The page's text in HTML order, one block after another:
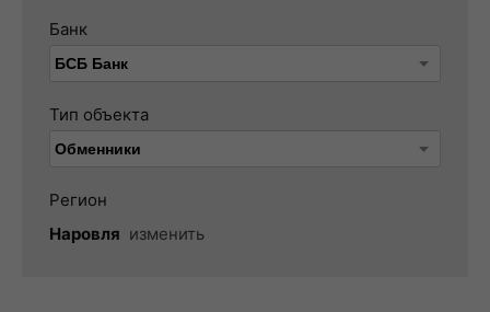
Банк
Тип объекта
Регион
Наровля изменить